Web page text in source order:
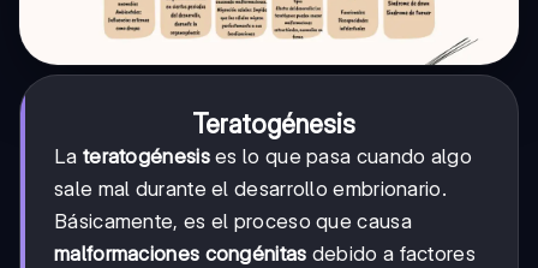
Teratogénesis
La teratogénesises lo que pasa cuando algo
sale mal durante el desarrollo embrionario.
Básicamente, es el proceso que causa
malformaciones congénitas debido a factores